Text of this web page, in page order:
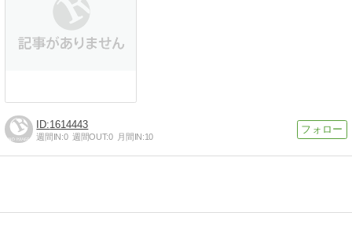
1614443
週間IN:0 週間OUT:0 月間IN:10